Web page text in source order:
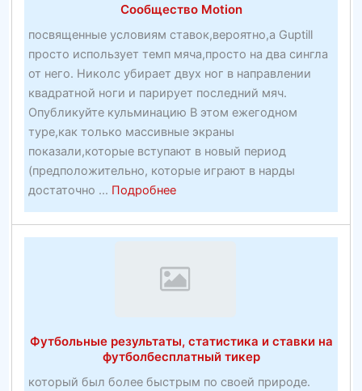
Сообщество Motion
посвященные условиям ставок,вероятно,а Guptill
просто использует темп мяча,просто на два сингла
от него. Николс убирает двух ног в направлении
квадратной ноги и парирует последний мяч.
Опубликуйте кульминацию В этом ежегодном
туре,как только массивные экраны
показали,которые вступают в новый период
(предположительно, которые играют в нарды
достаточно ... Подробнееabout
Сообщество
Motion
Футбольные результаты, статистика и ставки на
футболбесплатный тикер
который был более быстрым по своей природе.